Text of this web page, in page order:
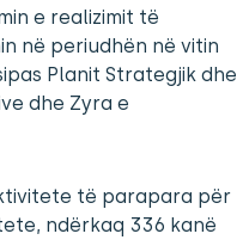
e realizimit të
në periudhën në vitin
Planit Strategjik dhe
dhe Zyra e
të parapara për
ndërkaq 336 kanë